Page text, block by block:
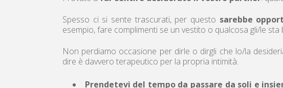
Spesso ci si sente trascurati, per questo sarebbe
esempio, fare complimenti se un vestito o qualcosa gli/le sta
Non perdiamo occasione per dirle o dirgli che lo/la
dire è davvero terapeutico per la propria intimità.
Prendetevi del tempo da passare da soli e